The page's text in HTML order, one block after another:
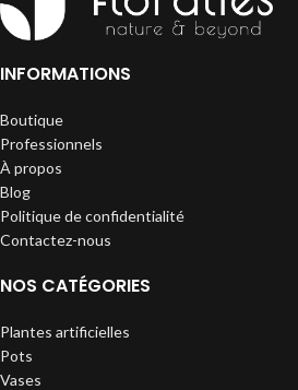
INFORMATIONS
Boutique
Professionnels
À propos
Blog
Politique de confidentialité
Contactez-nous
NOS CATÉGORIES
Plantes artificielles
Pots
Vases